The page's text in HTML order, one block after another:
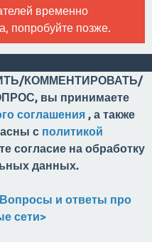
временно
попробуйте позже.
КОММЕНТИРОВАТЬ/
вы принимаете
соглашения, а также
с политикой
согласие на обработку
данных.
и ответы про
сети>